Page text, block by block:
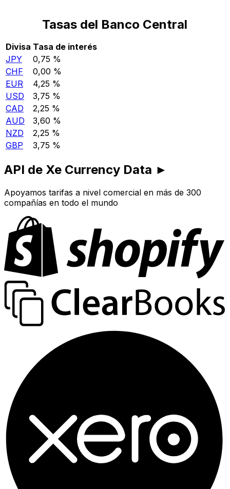
Tasas del Banco Central
Divisa Tasa de interés
JPY
0,75 %
CHF
0,00 %
EUR
4,25 %
USD
3,75 %
CAD
2,25 %
AUD
3,60 %
NZD
2,25 %
GBP
3,75 %
API de Xe Currency Data ►
Apoyamos tarifas a nivel comercial en más de 300
compañías en todo el mundo